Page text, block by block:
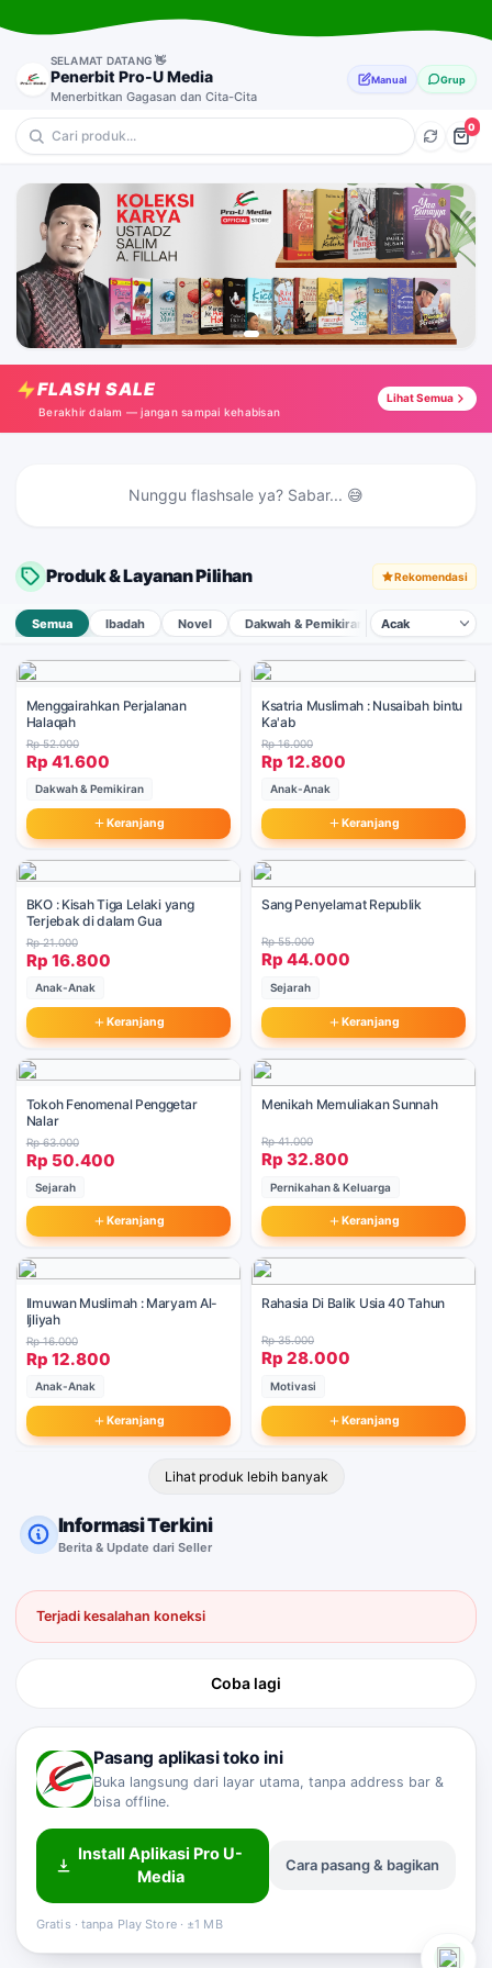
SELAMAT DATANG 👋
Penerbit Pro-U Media
Menerbitkan Gagasan dan Cita-Cita
Manual Grup
0
💎 Ibadah 🔥 Novel ⭐ Dakwah & Pemikiran
🎁 Inspirasi & Motivasi
Merenda Pelangi Cinta Tap →
Menggairahkan Perjalanan Halaqah Tap →
FLASH SALE
Berakhir dalam — jangan sampai kehabisan
Lihat Semua
Nunggu flashsale ya? Sabar... 😅
Produk & Layanan Pilihan Rekomendasi
Semua Ibadah Novel Dakwah & Pemikiran Inspirasi &
Menggairahkan Perjalanan
Halaqah
Rp 52.000
Rp 41.600
Dakwah & Pemikiran
Keranjang
Ksatria Muslimah : Nusaibah bintu
Ka'ab
Rp 16.000
Rp 12.800
Anak-Anak
Keranjang
BKO : Kisah Tiga Lelaki yang
Terjebak di dalam Gua
Rp 21.000
Rp 16.800
Anak-Anak
Keranjang
Sang Penyelamat Republik
Rp 55.000
Rp 44.000
Sejarah
Keranjang
Tokoh Fenomenal Penggetar
Nalar
Rp 63.000
Rp 50.400
Sejarah
Keranjang
Menikah Memuliakan Sunnah
Rp 41.000
Rp 32.800
Pernikahan & Keluarga
Keranjang
Ilmuwan Muslimah : Maryam Al-
Ijliyah
Rp 16.000
Rp 12.800
Anak-Anak
Keranjang
Rahasia Di Balik Usia 40 Tahun
Rp 35.000
Rp 28.000
Motivasi
Keranjang
Lihat produk lebih banyak
Informasi Terkini
Berita & Update dari Seller
Terjadi kesalahan koneksi
Coba lagi
Sahabat Pro-U
Pasang aplikasi toko ini
Buka langsung dari layar utama, tanpa address bar &
bisa offline.
Install Aplikasi Pro U-
Media
Cara pasang & bagikan
Gratis · tanpa Play Store · ±1 MB